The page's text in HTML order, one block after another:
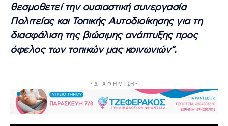
θεσμοθετεί την ουσιαστική συνεργασία
Πολιτείας και Τοπικής Αυτοδιοίκησης για τη
διασφάλιση της βιώσιμης ανάπτυξης προς
όφελος των τοπικών μας κοινωνιών”.
- Δ Ι Α Φ Η Μ Ι ΣΗ -